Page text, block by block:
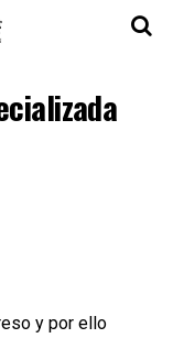
y por ello